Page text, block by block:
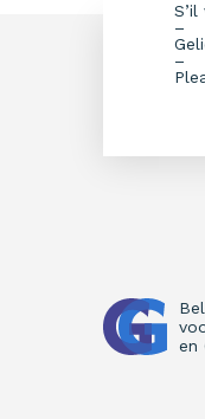
–
–
en